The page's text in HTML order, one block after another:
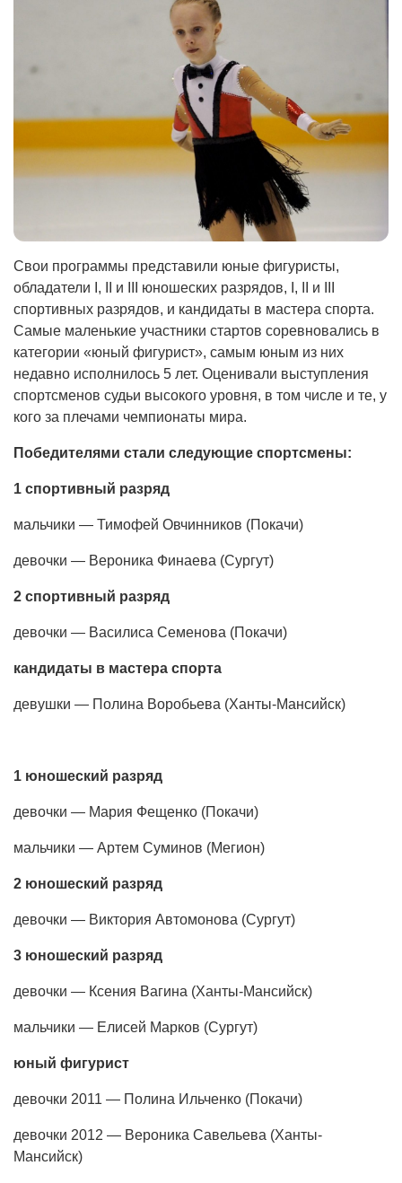
Свои программы представили юные фигуристы,
обладатели I, II и III юношеских разрядов, I, II и III
спортивных разрядов, и кандидаты в мастера спорта.
Самые маленькие участники стартов соревновались в
категории «юный фигурист», самым юным из них
недавно исполнилось 5 лет. Оценивали выступления
спортсменов судьи высокого уровня, в том числе и те, у
кого за плечами чемпионаты мира.
Победителями стали следующие спортсмены:
1 спортивный разряд
мальчики — Тимофей Овчинников (Покачи)
девочки — Вероника Финаева (Сургут)
2 спортивный разряд
девочки — Василиса Семенова (Покачи)
кандидаты в мастера спорта
девушки — Полина Воробьева (Ханты-Мансийск)
1 юношеский разряд
девочки — Мария Фещенко (Покачи)
мальчики — Артем Суминов (Мегион)
2 юношеский разряд
девочки — Виктория Автомонова (Сургут)
3 юношеский разряд
девочки — Ксения Вагина (Ханты-Мансийск)
мальчики — Елисей Марков (Сургут)
юный фигурист
девочки 2011 — Полина Ильченко (Покачи)
девочки 2012 — Вероника Савельева (Ханты-
Мансийск)